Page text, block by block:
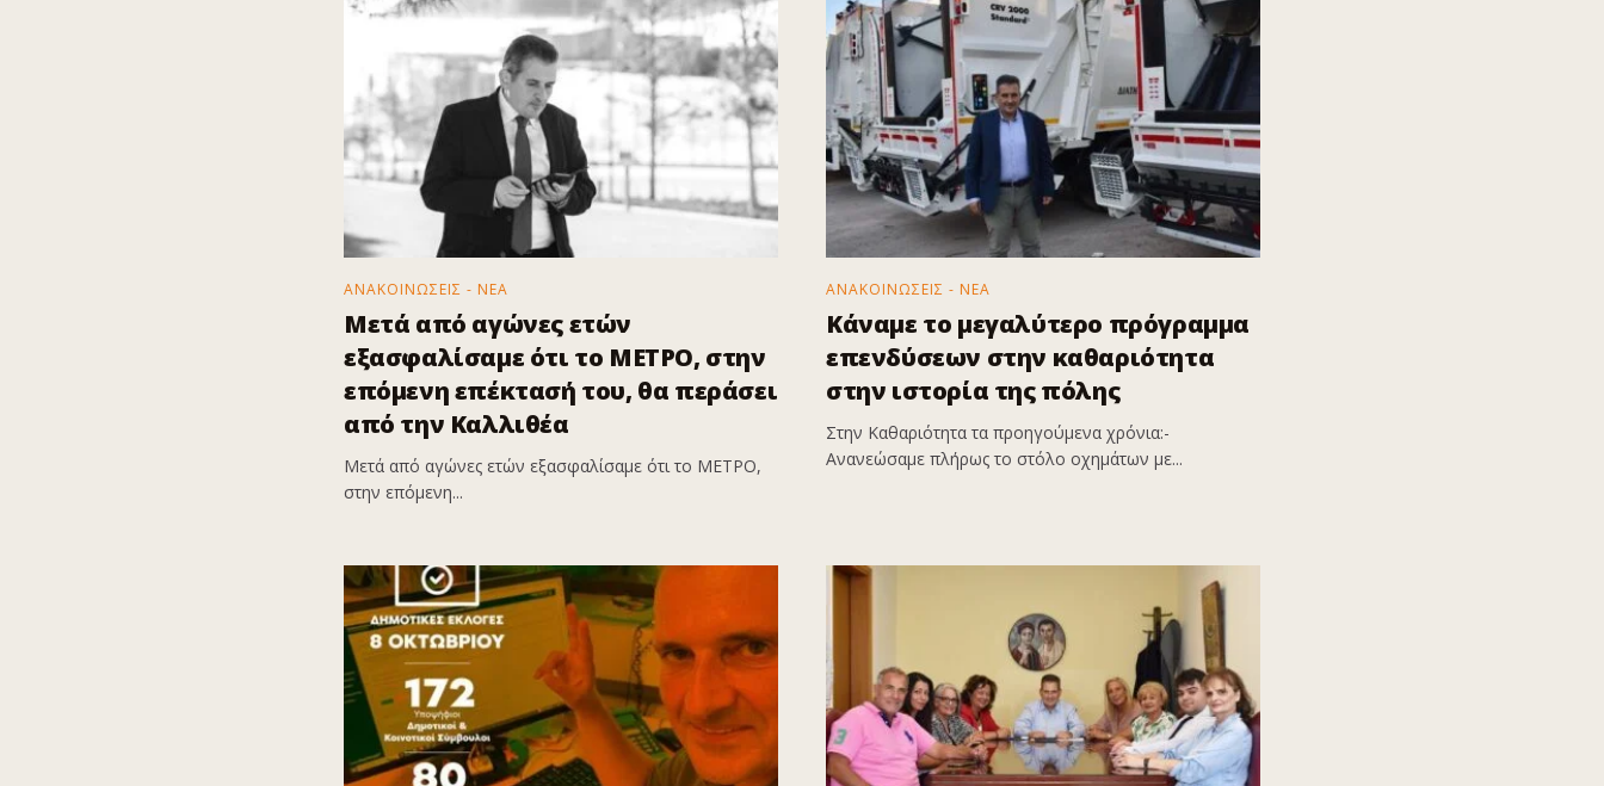
ΑΝΑΚΟΙΝΩΣΕΙΣ - ΝΕΑ
Μετά από αγώνες ετών
εξασφαλίσαμε ότι το ΜΕΤΡΟ, στην
επόμενη επέκτασή του, θα περάσει
από την Καλλιθέα
Μετά από αγώνες ετών εξασφαλίσαμε ότι το ΜΕΤΡΟ,
στην επόμενη...
ΑΝΑΚΟΙΝΩΣΕΙΣ - ΝΕΑ
Κάναμε το μεγαλύτερο πρόγραμμα
επενδύσεων στην καθαριότητα
στην ιστορία της πόλης
Στην Καθαριότητα τα προηγούμενα χρόνια:-
Ανανεώσαμε πλήρως το στόλο οχημάτων με...